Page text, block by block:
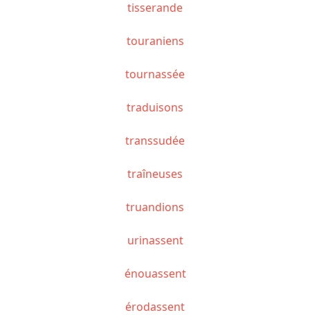
tisserande
touraniens
tournassée
traduisons
transsudée
traîneuses
truandions
urinassent
énouassent
érodassent